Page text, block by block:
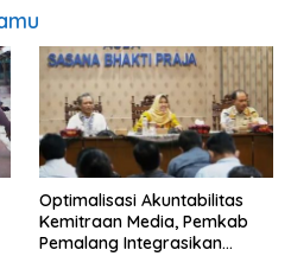
​Optimalisasi Akuntabilitas
Kemitraan Media, Pemkab
Pemalang Integrasikan